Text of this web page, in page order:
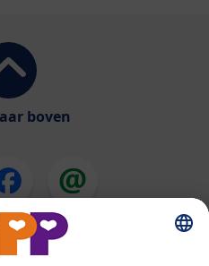
boven
HiPP Babyvoeding